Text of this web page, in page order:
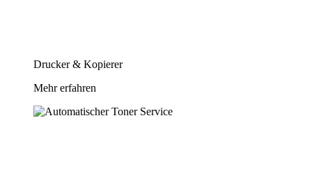
Drucker & Kopierer
Mehr erfahren